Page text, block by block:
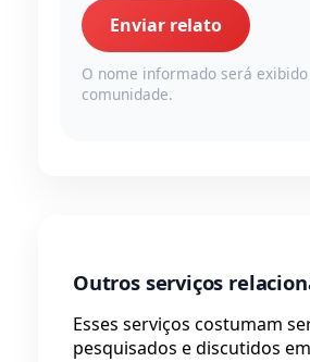
Enviar relato
O nome informado será exibido
comunidade.
Outros serviços
Esses serviços costumam
pesquisados e discutidos